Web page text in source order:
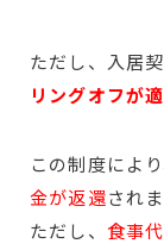
ただし、入居
リングオフが
この制度によ
⾦が返還されま
ただし、 食事